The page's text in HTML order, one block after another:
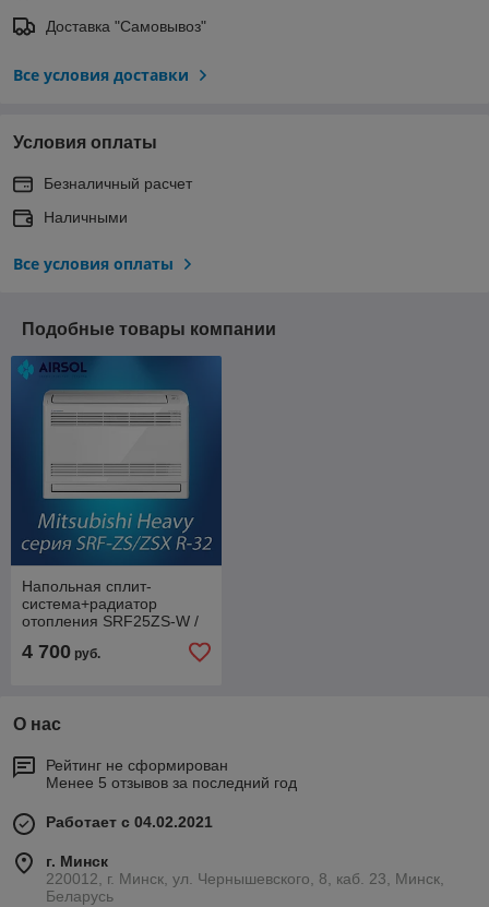
Доставка "Самовывоз"
Все условия доставки
Условия оплаты
Безналичный расчет
Наличными
Все условия оплаты
Подобные товары компании
Напольная сплит-
система+радиатор
отопления SRF25ZS-W /
SRC25ZS-W2 Mitsubishi
Heavy Industries
4 700 руб.
О нас
Рейтинг не сформирован
Менее 5 отзывов за последний год
Работает с 04.02.2021
г. Минск
220012, г. Минск, ул. Чернышевского, 8, каб. 23, Минск,
Беларусь